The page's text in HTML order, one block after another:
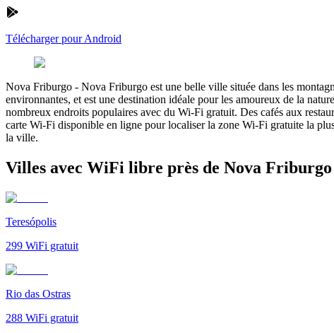
Télécharger pour Android
Nova Friburgo - Nova Friburgo est une belle ville située dans les
environnantes, et est une destination idéale pour les amoureux de la
nombreux endroits populaires avec du Wi-Fi gratuit. Des cafés aux
carte Wi-Fi disponible en ligne pour localiser la zone Wi-Fi gratuite la
la ville.
Villes avec WiFi libre près de Nova Friburgo
Teresópolis
299 WiFi gratuit
Rio das Ostras
288 WiFi gratuit